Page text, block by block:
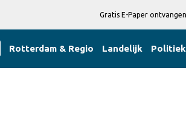
Gratis E-Paper
Rotterdam & Regio Landelijk Politiek